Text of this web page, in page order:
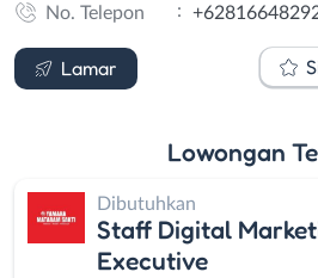
No. Telepon
:
Lamar
Email WhatsApp
Lowongan
Dibutuhkan
Staff Digital
Executive